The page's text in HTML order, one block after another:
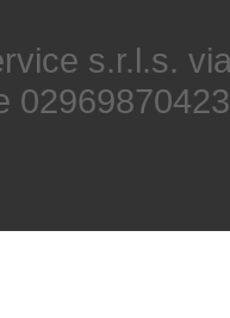
s.r.l.s.